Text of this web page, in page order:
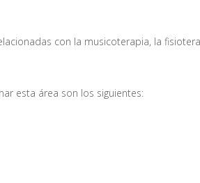
con la musicoterapia, la
esta área son los siguientes: